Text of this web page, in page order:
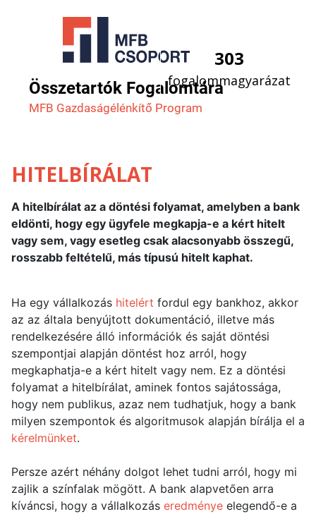
Összetartók Fogalomtára
MFB Gazdaság­élénkítő Program
303
fogalommagyarázat
HITELBÍRÁLAT
A hitelbírálat az a döntési folyamat, amelyben a bank
eldönti, hogy egy ügyfele megkapja-e a kért hitelt
vagy sem, vagy esetleg csak alacsonyabb összegű,
rosszabb feltételű, más típusú hitelt kaphat.
Ha egy vállalkozás hitelért fordul egy bankhoz, akkor
az az általa benyújtott dokumentáció, illetve más
rendelkezésére álló információk és saját döntési
szempontjai alapján döntést hoz arról, hogy
megkaphatja-e a kért hitelt vagy nem. Ez a döntési
folyamat a hitelbírálat, aminek fontos sajátossága,
hogy nem publikus, azaz nem tudhatjuk, hogy a bank
milyen szempontok és algoritmusok alapján bírálja el a
kérelmünket.
Persze azért néhány dolgot lehet tudni arról, hogy mi
zajlik a színfalak mögött. A bank alapvetően arra
kíváncsi, hogy a vállalkozás eredménye elegendő-e a